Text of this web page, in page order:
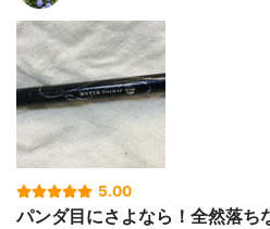
5.00
パンダ目にさよなら！全然落ち